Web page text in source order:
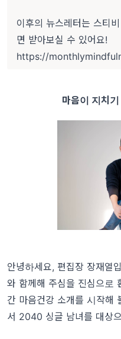
이후의 뉴스레터는 스티
면 받아보실 수 있어요!
https://
마음이 지치
안녕하세요, 편집장 장재열
와 함께해 주심을 진심으로
간 마음건강 소개를 시작해
서 2040 싱글 남녀를 대상